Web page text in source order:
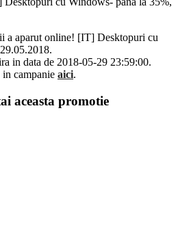
a aparut online! [IT] Desktopuri cu
in data de 2018-05-29 23:59:00.
campanie aici.
aceasta promotie